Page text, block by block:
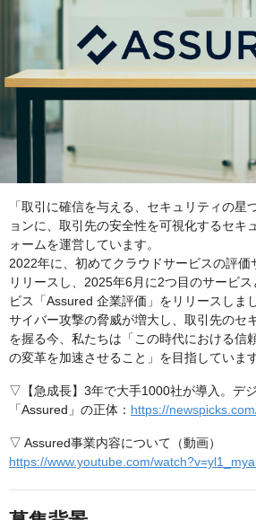
「取引に確信を与える、セキュリティの星
ョンに、取引先の安全性を可視化するセキ
ォームを運営しています。
2022年に、初めてクラウドサービスの評価
リリースし、2025年6月に2つ目のサービ
ビス「Assured 企業評価」をリリースしまし
サイバー攻撃の脅威が増大し、取引先のセ
を握る今、私たちは「この時代における信
の変革を加速させること」を目指しています
▽【急成長】3年で⼤⼿1000社が導⼊。デ
「Assured」の正体： https://
▽ Assured事業内容について（動画）
https://www.youtube.com/